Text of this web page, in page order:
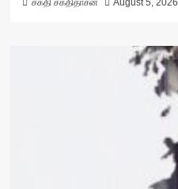
சக்தி சக்திதாசன் August 5, 2026